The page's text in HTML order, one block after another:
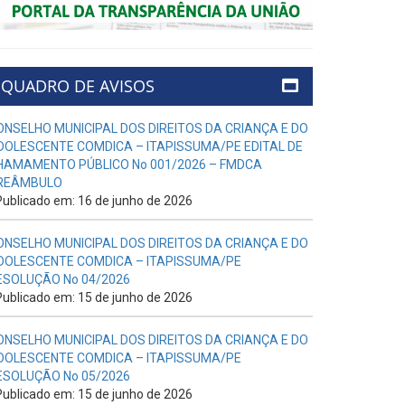
QUADRO DE AVISOS
MUNICIPAL DOS DIREITOS DA CRIANÇA E DO
COMDICA – ITAPISSUMA/PE EDITAL DE
PÚBLICO No 001/2026 – FMDCA
em: 16 de junho de 2026
MUNICIPAL DOS DIREITOS DA CRIANÇA E DO
COMDICA – ITAPISSUMA/PE
No 04/2026
em: 15 de junho de 2026
MUNICIPAL DOS DIREITOS DA CRIANÇA E DO
COMDICA – ITAPISSUMA/PE
No 05/2026
em: 15 de junho de 2026